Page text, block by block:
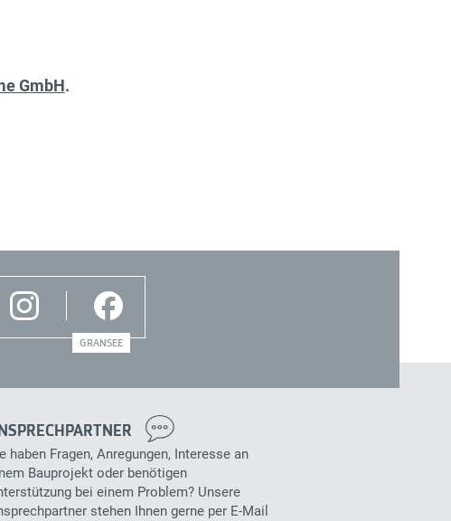
GmbH.
GRANSEE
haben Fragen, Anregungen, Interesse an
Bauprojekt oder benötigen
bei einem Problem? Unsere
stehen Ihnen gerne per E-Mail